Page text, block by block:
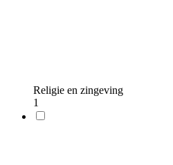
Religie en zingeving
1